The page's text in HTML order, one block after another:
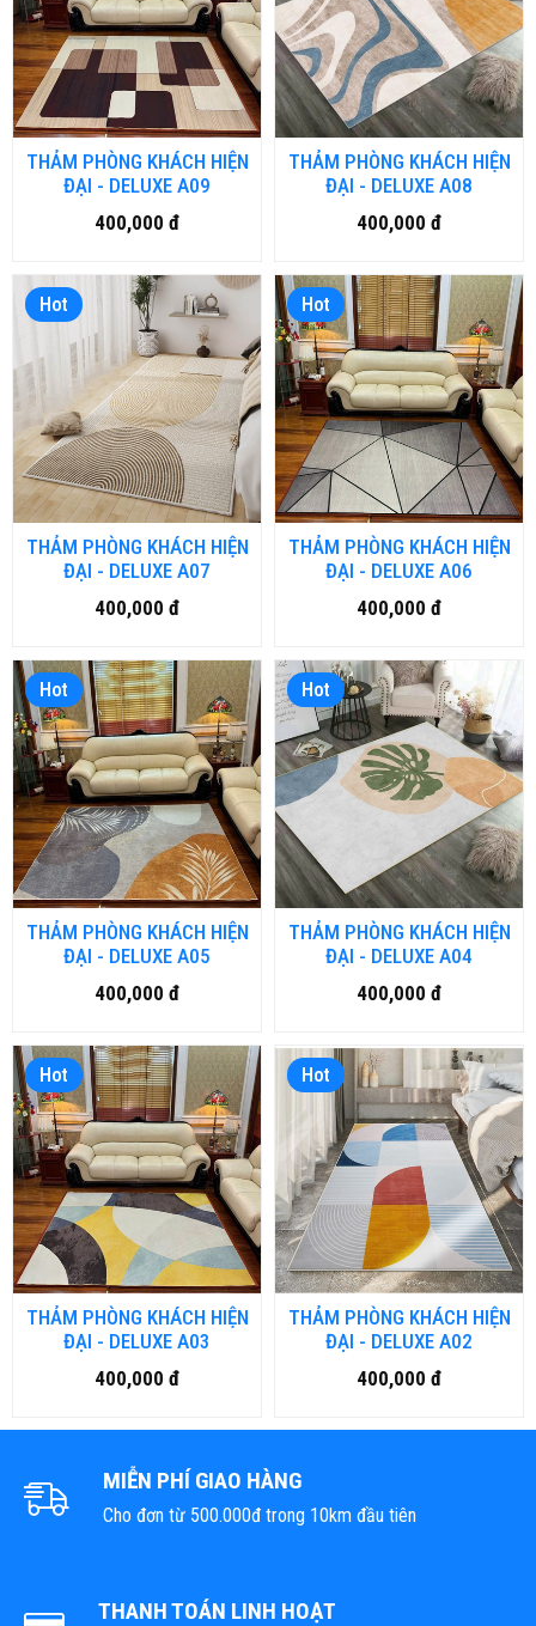
THẢM PHÒNG KHÁCH HIỆN
ĐẠI - DELUXE A09
400,000 đ
THẢM PHÒNG KHÁCH HIỆN
ĐẠI - DELUXE A08
400,000 đ
Hot
THẢM PHÒNG KHÁCH HIỆN
ĐẠI - DELUXE A07
400,000 đ
Hot
THẢM PHÒNG KHÁCH HIỆN
ĐẠI - DELUXE A06
400,000 đ
Hot
THẢM PHÒNG KHÁCH HIỆN
ĐẠI - DELUXE A05
400,000 đ
Hot
THẢM PHÒNG KHÁCH HIỆN
ĐẠI - DELUXE A04
400,000 đ
Hot
THẢM PHÒNG KHÁCH HIỆN
ĐẠI - DELUXE A03
400,000 đ
Hot
THẢM PHÒNG KHÁCH HIỆN
ĐẠI - DELUXE A02
400,000 đ
MIỄN PHÍ GIAO HÀNG
Cho đơn từ 500.000đ trong 10km đầu tiên
THANH TOÁN LINH HOẠT